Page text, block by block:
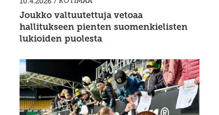
Joukko valtuutettuja vetoaa
hallitukseen pienten suomenkielisten
lukioiden puolesta